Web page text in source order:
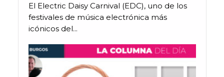
El Electric Daisy Carnival (EDC), uno de los
festivales de música electrónica más
icónicos del...